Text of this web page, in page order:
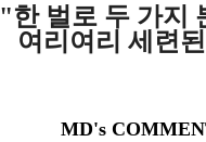
"한 벌로 두 가지
여리여리 세련
MD's